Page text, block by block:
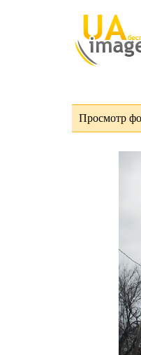
Просмотр